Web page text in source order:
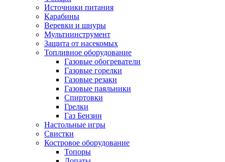
Источники питания
Карабины
Веревки и шнуры
Мультиинструмент
Защита от насекомых
Топливное оборудование
Газовые обогреватели
Газовые горелки
Газовые резаки
Газовые паяльники
Спиртовки
Грелки
Газ Бензин
Настольные игры
Свистки
Костровое оборудование
Топоры